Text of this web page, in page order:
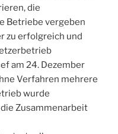
die
Betriebe vergeben
zu erfolgreich und
am 24. Dezember
Verfahren mehrere
wurde
Zusammenarbeit